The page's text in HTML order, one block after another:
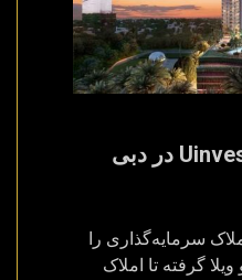
به‌راحتی با Uinvest Group در دبی
سرمایه‌گذاری را
گرفته تا املاک